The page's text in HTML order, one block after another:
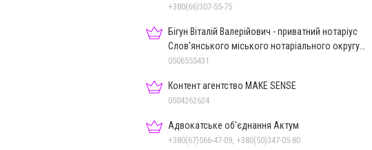
+380(66)307-55-75
Бігун Віталій Валерійович - приватний нотаріус
Слов'янського міського нотаріального округу
Дон.обл.
0506555431
Контент агентство MAKE SENSE
0504262624
Адвокатське об'єднання Актум
+380(67)566-47-09, +380(50)347-05-80